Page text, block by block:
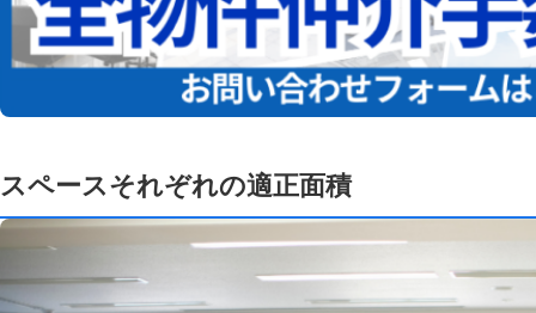
スペースそれぞれの適正面積